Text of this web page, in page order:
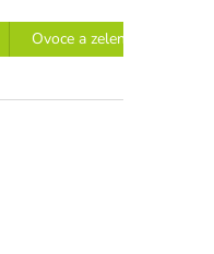
Ovoce a zelenina